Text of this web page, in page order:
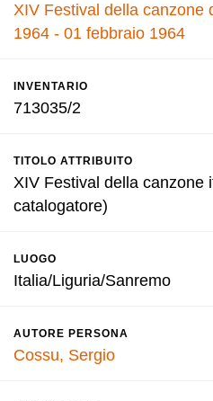
XIV Festival della canzone
1964 - 01 febbraio 1964
INVENTARIO
713035/2
TITOLO ATTRIBUITO
XIV Festival della canzone
catalogatore)
LUOGO
Italia/Liguria/Sanremo
AUTORE PERSONA
Cossu, Sergio